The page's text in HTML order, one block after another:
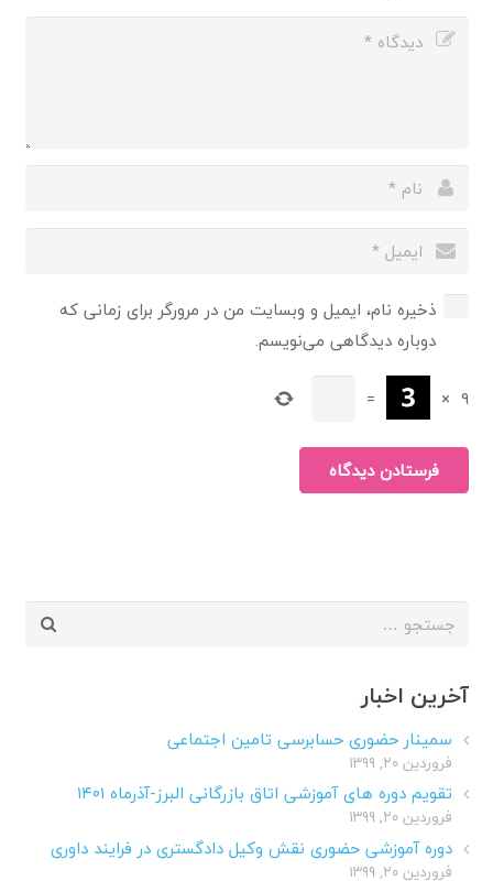
ذخیره نام، ایمیل و وبسایت من در مرورگر برای زمانی که
دوباره دیدگاهی می‌نویسم.
9
×
=
فرستادن دیدگاه
جستجو
آخرین اخبار
سمینار حضوری حسابرسی تامین اجتماعی
فروردین ۲۰, ۱۳۹۹
تقویم دوره های آموزشی اتاق بازرگانی البرز-آذرماه ۱۴۰۱
فروردین ۲۰, ۱۳۹۹
دوره آموزشی حضوری نقش وکیل دادگستری در فرایند داوری
فروردین ۲۰, ۱۳۹۹